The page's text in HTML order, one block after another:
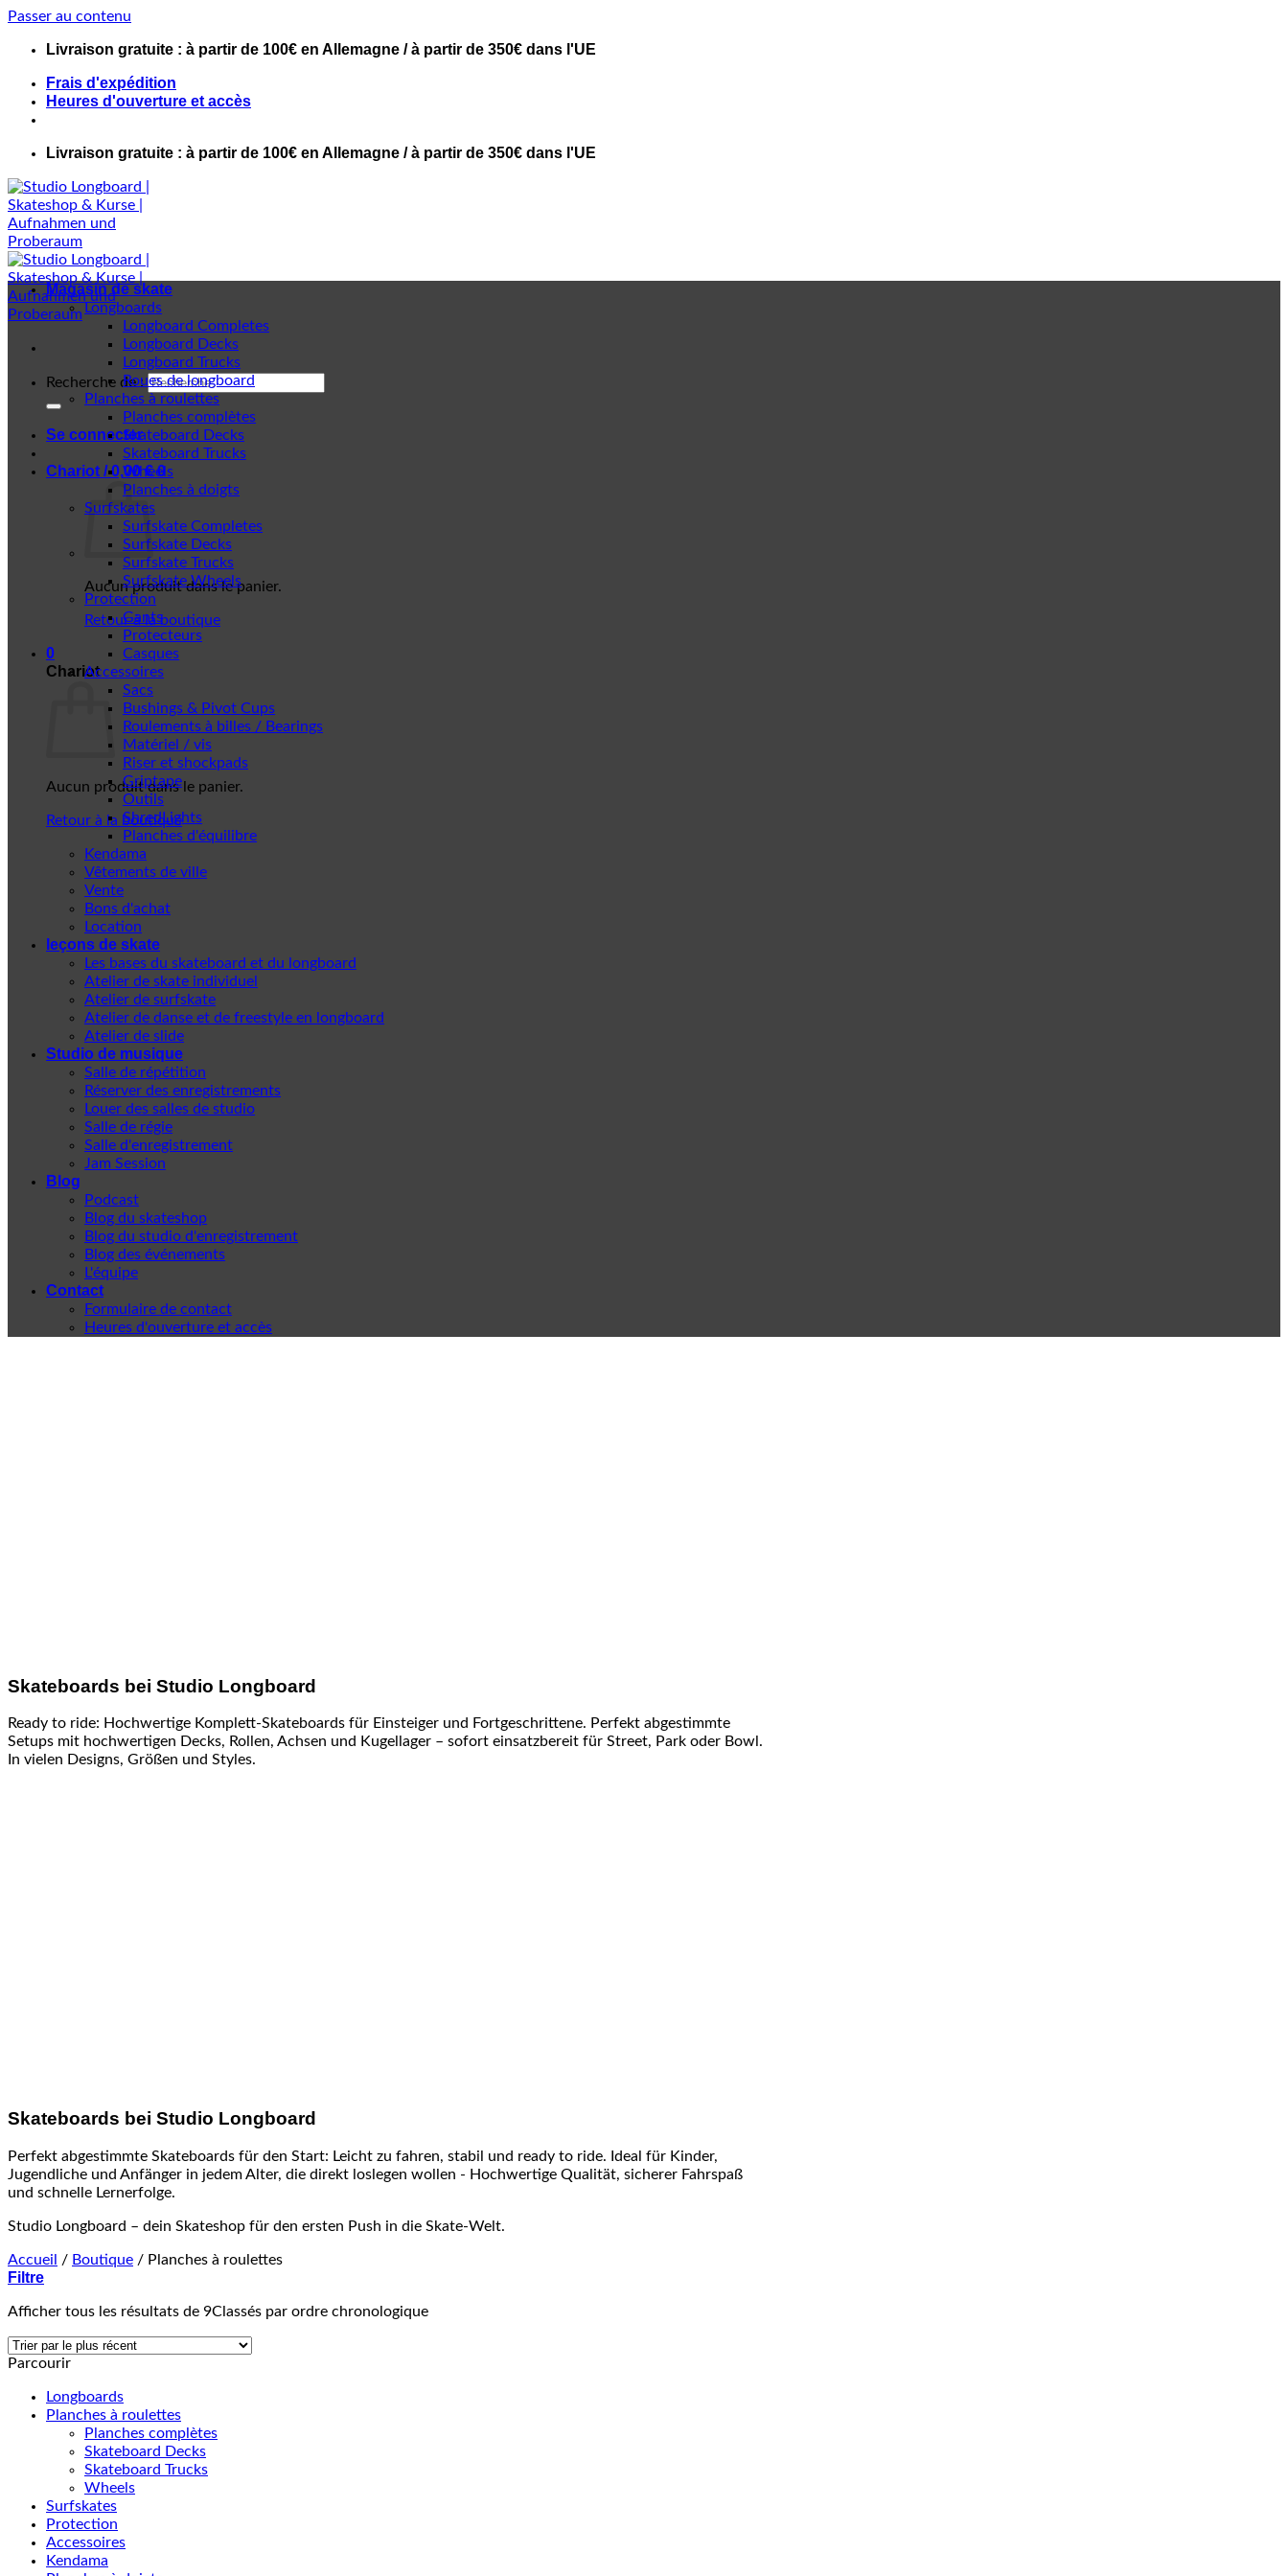
Passer au contenu
Livraison gratuite : à partir de 100€ en Allemagne / à partir de 350€ dans l'UE
Frais d'expédition
Heures d'ouverture et accès
Livraison gratuite : à partir de 100€ en Allemagne / à partir de 350€ dans l'UE
Recherche de :
Se connecter
Chariot /0,00€ 0
Aucun produit dans le panier.
Retour à la boutique
0
Chariot
Aucun produit dans le panier.
Retour à la boutique
Magasin de skate
Longboards
Longboard Completes
Longboard Decks
Longboard Trucks
Roues de longboard
Planches à roulettes
Planches complètes
Skateboard Decks
Skateboard Trucks
Wheels
Planches à doigts
Surfskates
Surfskate Completes
Surfskate Decks
Surfskate Trucks
Surfskate Wheels
Protection
Gants
Protecteurs
Casques
Accessoires
Sacs
Bushings & Pivot Cups
Roulements à billes / Bearings
Matériel / vis
Riser et shockpads
Griptape
Outils
ShredLights
Planches d'équilibre
Kendama
Vêtements de ville
Vente
Bons d'achat
Location
leçons de skate
Les bases du skateboard et du longboard
Atelier de skate individuel
Atelier de surfskate
Atelier de danse et de freestyle en longboard
Atelier de slide
Studio de musique
Salle de répétition
Réserver des enregistrements
Louer des salles de studio
Salle de régie
Salle d'enregistrement
Jam Session
Blog
Podcast
Blog du skateshop
Blog du studio d'enregistrement
Blog des événements
L'équipe
Contact
Formulaire de contact
Heures d'ouverture et accès
Skateboards bei Studio Longboard
Ready to ride: Hochwertige Komplett-Skateboards für Einsteiger und Fortgeschrittene. Perfekt abgestimmte
Setups mit hochwertigen Decks, Rollen, Achsen und Kugellager – sofort einsatzbereit für Street, Park oder Bowl.
In vielen Designs, Größen und Styles.
Skateboards bei Studio Longboard
Perfekt abgestimmte Skateboards für den Start: Leicht zu fahren, stabil und ready to ride. Ideal für Kinder,
Jugendliche und Anfänger in jedem Alter, die direkt loslegen wollen - Hochwertige Qualität, sicherer Fahrspaß
und schnelle Lernerfolge.
Studio Longboard – dein Skateshop für den ersten Push in die Skate-Welt.
Accueil / Boutique / Planches à roulettes
Filtre
Afficher tous les résultats de 9Classés par ordre chronologique
Parcourir
Longboards
Planches à roulettes
Planches complètes
Skateboard Decks
Skateboard Trucks
Wheels
Surfskates
Protection
Accessoires
Kendama